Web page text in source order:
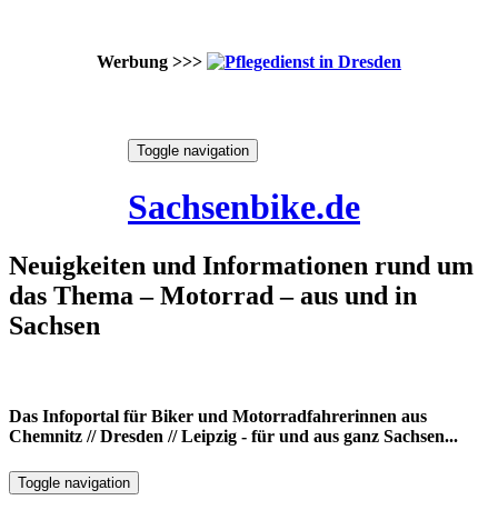
Werbung >>>
Toggle navigation
Sachsenbike.de
Neuigkeiten und Informationen rund um
das Thema – Motorrad – aus und in
Sachsen
Das Infoportal für Biker und Motorradfahrerinnen aus
Chemnitz // Dresden // Leipzig - für und aus ganz Sachsen...
Toggle navigation